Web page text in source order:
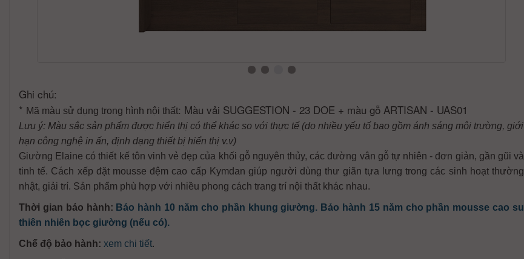
Ghi chú:
* Mã màu sử dụng trong hình nội thất: Màu vải SUGGESTION - 23 DOE + màu gỗ ARTISAN - UAS01
Lưu ý: Màu sắc sản phẩm được hiển thị có thể khác so với thực tế (do nhiều yếu tố bao gồm ánh sáng môi trường, giới
hạn công nghệ in ấn, định dạng thiết bị hiển thị v.v)
Giường Elaine có thiết kế tôn vinh vẻ đẹp của khối gỗ nguyên thủy, các đường vân gỗ tự nhiên - đơn giản, gần gũi và
tinh tế. Cách xếp đặt mousse đệm cao cấp Kymdan giúp người dùng thư giãn tựa lưng trong các sinh hoạt thường
nhật, giải trí. Sản phẩm phù hợp với nhiều phong cách trang trí nội thất khác nhau.
Thời gian bảo hành: Bảo hành 10 năm cho phần khung giường. Bảo hành 15 năm cho phần mousse cao su
thiên nhiên bọc giường (nếu có).
Chế độ bảo hành: xem chi tiết.